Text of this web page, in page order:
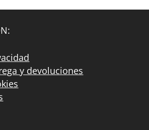
y devoluciones